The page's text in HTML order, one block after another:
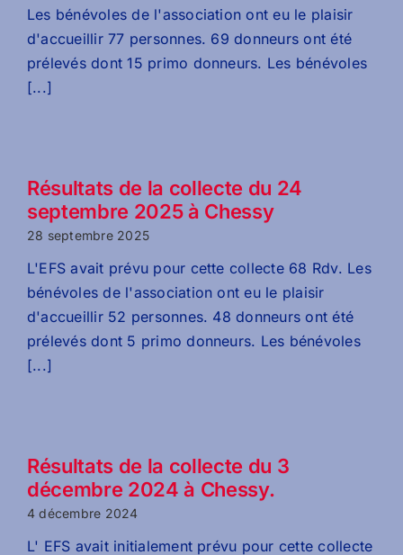
Les bénévoles de l'association ont eu le plaisir
d'accueillir 77 personnes. 69 donneurs ont été
prélevés dont 15 primo donneurs. Les bénévoles
[...]
Résultats de la collecte du 24
septembre 2025 à Chessy
28 septembre 2025
L'EFS avait prévu pour cette collecte 68 Rdv. Les
bénévoles de l'association ont eu le plaisir
d'accueillir 52 personnes. 48 donneurs ont été
prélevés dont 5 primo donneurs. Les bénévoles
[...]
Résultats de la collecte du 3
décembre 2024 à Chessy.
4 décembre 2024
L' EFS avait initialement prévu pour cette collecte